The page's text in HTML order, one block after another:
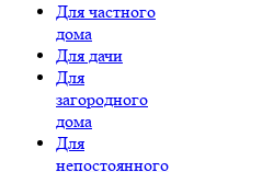
Для частного
дома
Для дачи
Для
загородного
дома
Для
непостоянного